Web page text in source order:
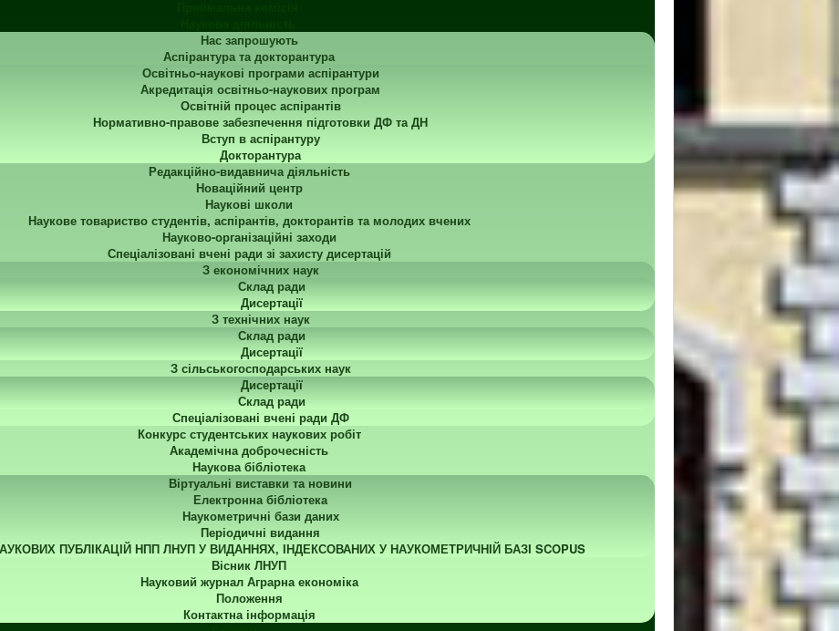
Нас запрошують
Аспірантура та докторантура
Освітньо-наукові програми аспірантури
Акредитація освітньо-наукових програм
Освітній процес аспірантів
Нормативно-правове забезпечення підготовки ДФ та ДН
Вступ в аспірантуру
Докторантура
Редакційно-видавнича діяльність
Новаційний центр
Наукові школи
Наукове товариство студентів, аспірантів, докторантів та молодих вчених
Науково-організаційні заходи
Спеціалізовані вчені ради зі захисту дисертацій
З економічних наук
Склад ради
Дисертації
З технічних наук
Склад ради
Дисертації
З сільськогосподарських наук
Дисертації
Склад ради
Спеціалізовані вчені ради ДФ
Конкурс студентських наукових робіт
Академічна доброчесність
Наукова бібліотека
Віртуальні виставки та новини
Електронна бібліотека
Наукометричні бази даних
Періодичні видання
ПУБЛІКАЦІЙ НПП ЛНУП У ВИДАННЯХ, ІНДЕКСОВАНИХ У НАУКОМЕТРИЧНІЙ БАЗІ SCOPUS
Вісник ЛНУП
Науковий журнал Аграрна економіка
Положення
Контактна інформація